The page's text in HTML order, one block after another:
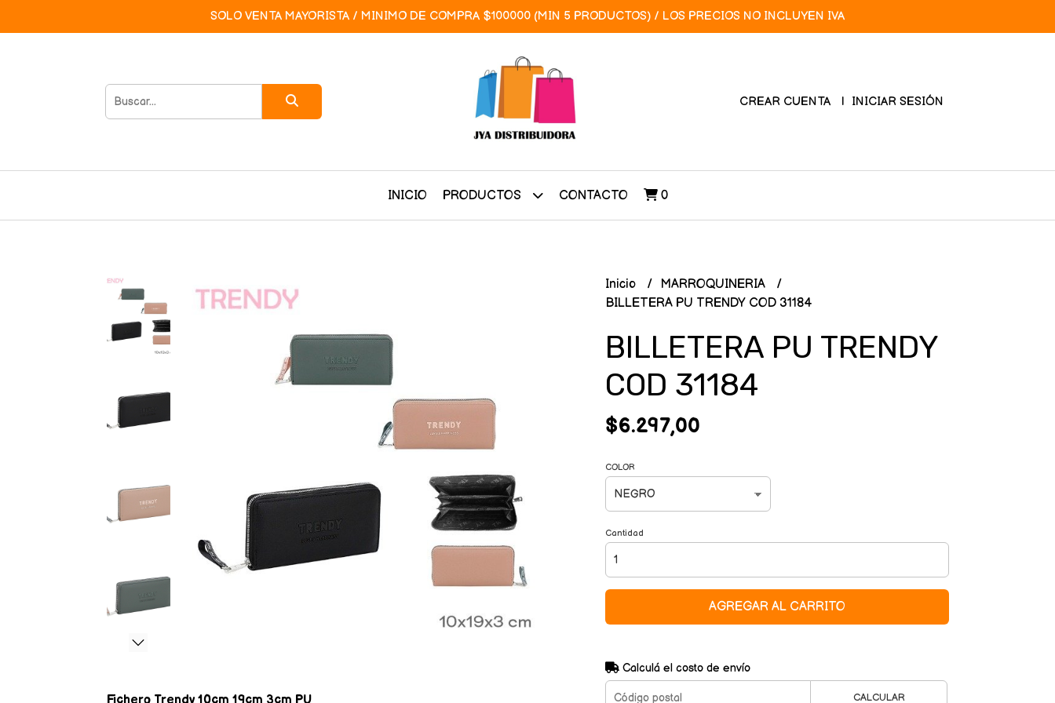
SOLO VENTA MAYORISTA / MINIMO DE COMPRA $100000 (MIN 5 PRODUCTOS) / LOS PRECIOS NO INCLUYEN IVA
CREAR CUENTA INICIAR SESIÓN
INICIO PRODUCTOS CONTACTO 0
Inicio
MARROQUINERIA
BILLETERA PU TRENDY COD 31184
BILLETERA PU TRENDY
COD 31184
$6.297,00
COLOR
Cantidad
AGREGAR AL CARRITO
Calculá el costo de envío
CALCULAR